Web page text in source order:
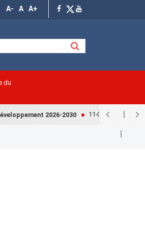
A- A A+
du
2026-2030 11-07-2026